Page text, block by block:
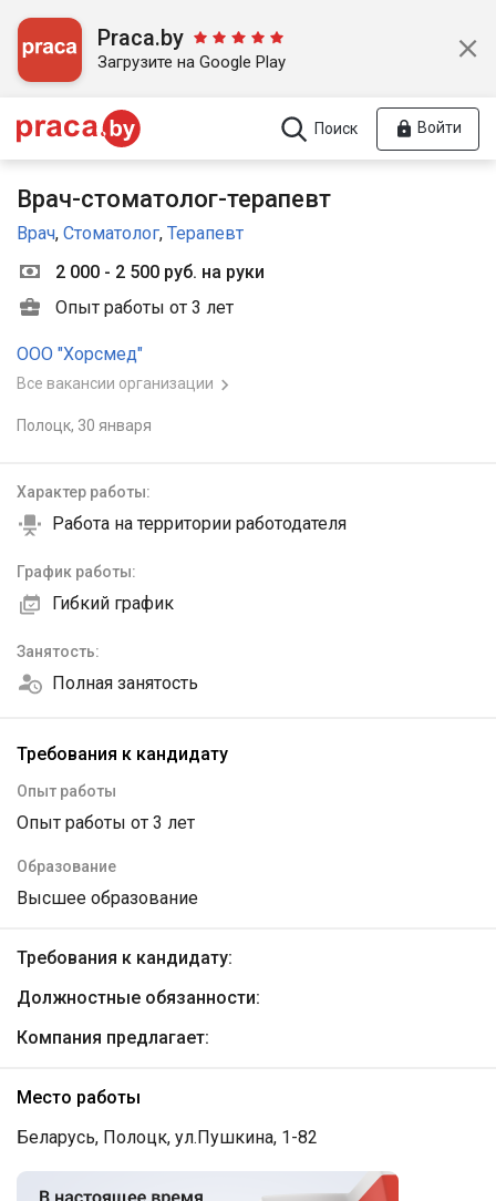
Praca.by
Загрузите на Google Play
Поиск Войти
Врач-стоматолог-терапевт
Врач, Стоматолог, Терапевт
2 000 - 2 500 руб. на руки
Опыт работы от 3 лет
ООО "Хорсмед"
Все вакансии организации
Полоцк, 30 января
Характер работы:
Работа на территории работодателя
График работы:
Гибкий график
Занятость:
Полная занятость
Требования к кандидату
Опыт работы
Опыт работы от 3 лет
Образование
Высшее образование
Требования к кандидату:
Должностные обязанности:
Компания предлагает:
Место работы
Беларусь, Полоцк, ул.Пушкина, 1-82